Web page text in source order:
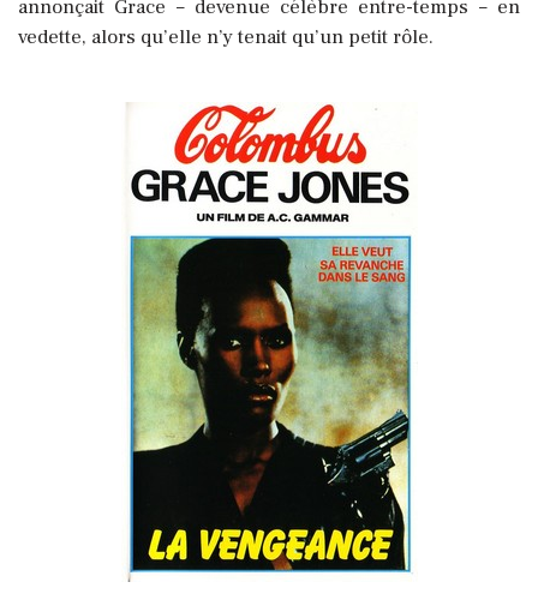
annonçait Grace – devenue célèbre entre-temps – en
vedette, alors qu’elle n’y tenait qu’un petit rôle.